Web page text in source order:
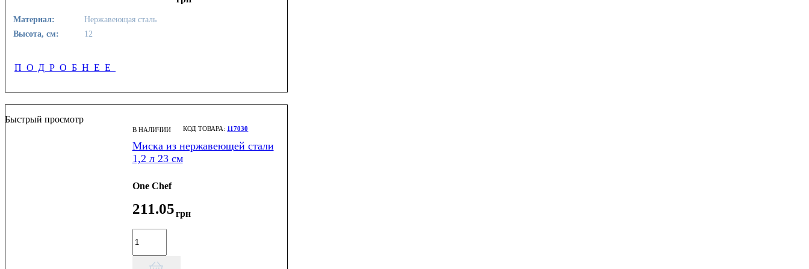
Материал:
Нержавеющая сталь
Высота, см:
12
ПОДРОБНЕЕ
Быстрый просмотр
В НАЛИЧИИ 117030
Миска из нержавеющей стали
1,2 л 23 см
One Chef
211.05грн